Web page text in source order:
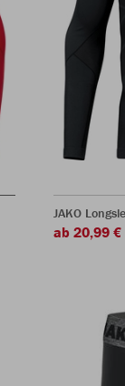
JAKO
ab 20,99 €